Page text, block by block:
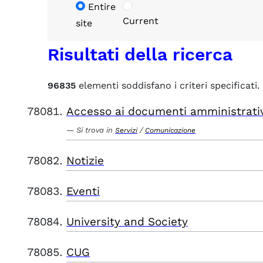
Entire
site
Current
Risultati della ricerca
96835 elementi soddisfano i criteri specificati.
Accesso ai documenti
Si trova in Servizi / Comunicazione
Notizie
Eventi
University and Society
CUG